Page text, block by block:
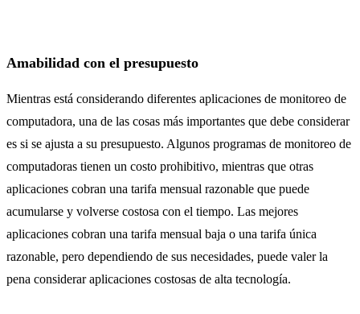
Amabilidad con el presupuesto
Mientras está considerando diferentes aplicaciones de monitoreo de
computadora, una de las cosas más importantes que debe considerar
es si se ajusta a su presupuesto. Algunos programas de monitoreo de
computadoras tienen un costo prohibitivo, mientras que otras
aplicaciones cobran una tarifa mensual razonable que puede
acumularse y volverse costosa con el tiempo. Las mejores
aplicaciones cobran una tarifa mensual baja o una tarifa única
razonable, pero dependiendo de sus necesidades, puede valer la
pena considerar aplicaciones costosas de alta tecnología.